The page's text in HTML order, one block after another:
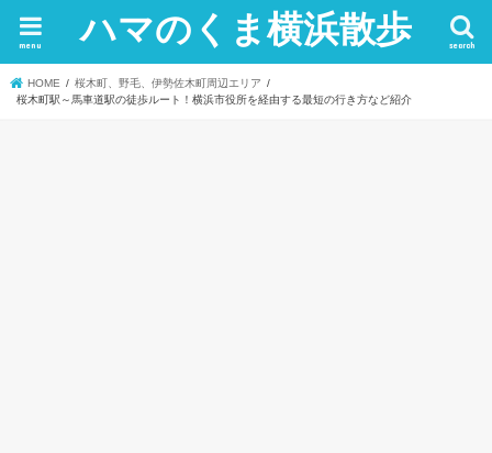
ハマのくま横浜散歩 search
menu
HOME
桜木町、野毛、伊勢佐木町周辺エリア
桜木町駅～馬車道駅の徒歩ルート！横浜市役所を経由する最短の行き方など紹介